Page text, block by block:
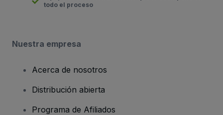
todo el proceso
Nuestra empresa
Acerca de nosotros
Distribución abierta
Programa de Afiliados